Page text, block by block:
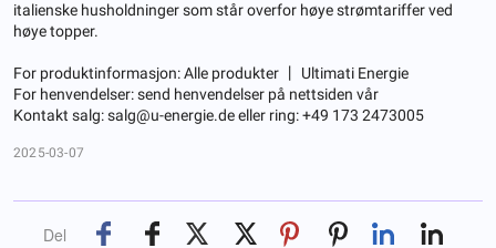
italienske husholdninger som står overfor høye strømtariffer ved
høye topper.
For produktinformasjon:Alle produkter 丨 Ultimati Energie
For henvendelser: send henvendelser på nettsiden vår
Kontakt salg:salg@u-energie.deeller ring: +49 173 2473005
2025-03-07
Del